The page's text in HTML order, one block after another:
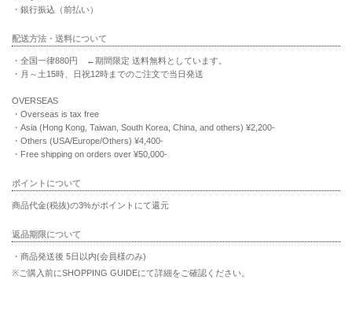
・銀行振込（前払い）
配送方法・送料について
・全国一律880円 ←期間限定 送料無料としています。
・月～土15時、日祝12時までのご注文で当日発送
OVERSEAS
・Overseas is tax free
・Asia (Hong Kong, Taiwan, South Korea, China, and others) ¥2,200-
・Others (USA/Europe/Others) ¥4,400-
・Free shipping on orders over ¥50,000-
ポイントについて
商品代金(税抜)の3%がポイントにて還元
返品期限について
・商品発送後 5日以内(会員様のみ)
※ご購入前にSHOPPING GUIDEにて詳細をご確認ください。